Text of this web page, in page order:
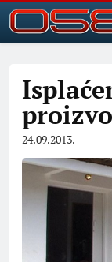
24.09.2013.